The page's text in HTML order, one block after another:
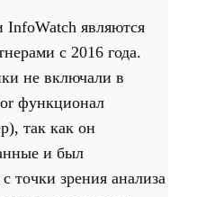
являются
с 2016 года.
не включали в
функционал
так как он
и был
точки зрения анализа